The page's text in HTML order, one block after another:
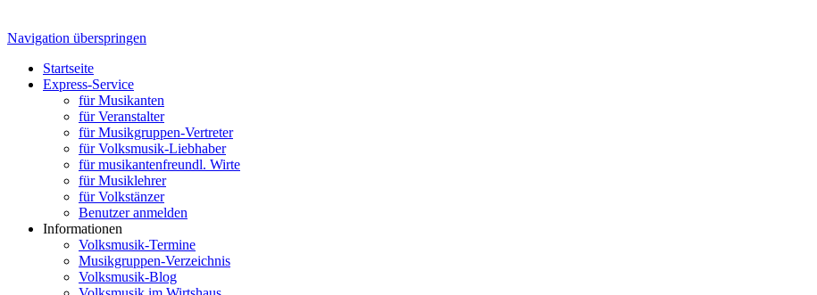
Navigation überspringen
Startseite
Express-Service
für Musikanten
für Veranstalter
für Musikgruppen-Vertreter
für Volksmusik-Liebhaber
für musikantenfreundl. Wirte
für Musiklehrer
für Volkstänzer
Benutzer anmelden
Informationen
Volksmusik-Termine
Musikgruppen-Verzeichnis
Volksmusik-Blog